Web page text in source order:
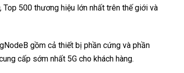
500 thương hiệu lớn nhất trên thế giới và
gồm cả thiết bị phần cứng và phần
cấp sớm nhất 5G cho khách hàng.